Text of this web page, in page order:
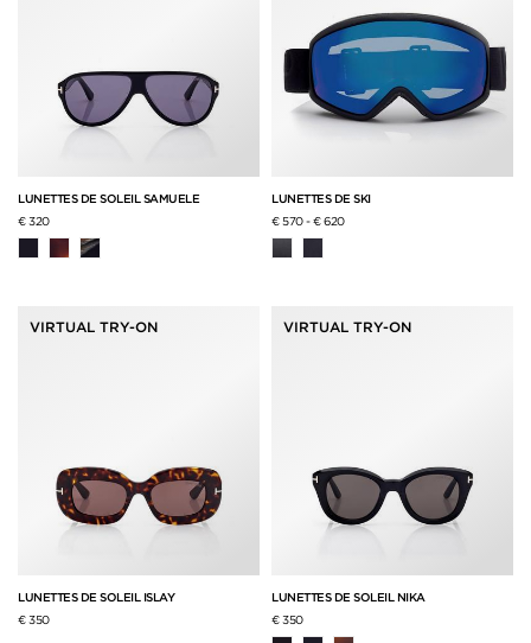
LUNETTES DE SOLEIL SAMUELE
€ 320
LUNETTES DE SKI
€ 570-€ 620
VIRTUAL TRY-ON
LUNETTES DE SOLEIL ISLAY
€ 350
VIRTUAL TRY-ON
LUNETTES DE SOLEIL NIKA
€ 350